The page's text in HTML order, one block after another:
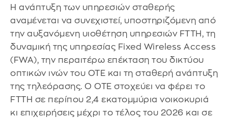
Η ανάπτυξη των υπηρεσιών σταθερής
αναμένεται να συνεχιστεί, υποστηριζόμενη από
την αυξανόμενη υιοθέτηση υπηρεσιών FTTH, τη
δυναμική της υπηρεσίας Fixed Wireless Access
(FWA), την περαιτέρω επέκταση του δικτύου
οπτικών ινών του ΟΤΕ και τη σταθερή ανάπτυξη
της τηλεόρασης. Ο OTE στοχεύει να φέρει το
FTTH σε περίπου 2,4 εκατομμύρια νοικοκυριά
κι επιχειρήσεις μέχρι το τέλος του 2026 και σε